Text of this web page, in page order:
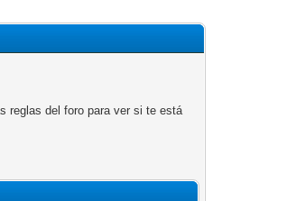
reglas del foro para ver si te está